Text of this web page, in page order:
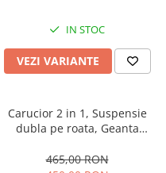
IN STOC
VEZI VARIANTE
Carucior 2 in 1, Suspensie
dubla pe roata, Geanta
Belecoo, turcoaz
465,00 RON